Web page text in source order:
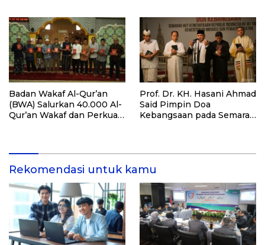
Badan Wakaf Al-Qur’an
(BWA) Salurkan 40.000 Al-
Qur’an Wakaf dan Perkuat
Prof. Dr. KH. Hasani Ahmad
Said Pimpin Doa
Kebangsaan pada Semarak
Rekomendasi untuk kamu